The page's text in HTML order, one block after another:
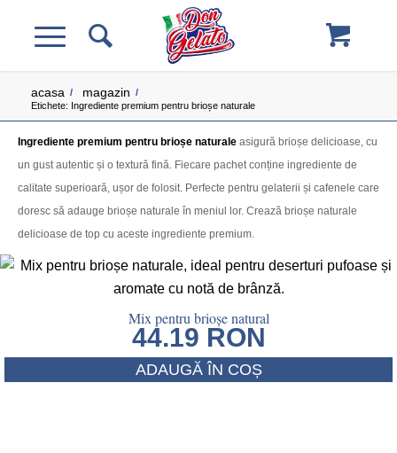
acasa / magazin /
Etichete: Ingrediente premium pentru brioșe naturale
Ingrediente premium pentru brioșe naturale asigură brioșe delicioase, cu
un gust autentic și o textură fină. Fiecare pachet conține ingrediente de
calitate superioară, ușor de folosit. Perfecte pentru gelaterii și cafenele care
doresc să adauge brioșe naturale în meniul lor. Crează brioșe naturale
delicioase de top cu aceste ingrediente premium.
Mix pentru brioșe natural
44.19 RON
ADAUGĂ ÎN COȘ